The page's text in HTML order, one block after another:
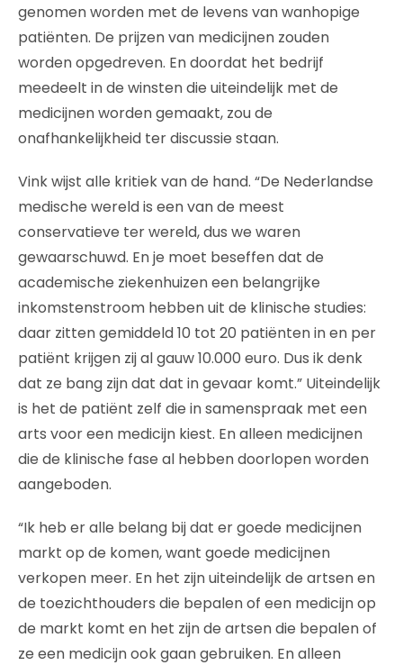
genomen worden met de levens van wanhopige
patiënten. De prijzen van medicijnen zouden
worden opgedreven. En doordat het bedrijf
meedeelt in de winsten die uiteindelijk met de
medicijnen worden gemaakt, zou de
onafhankelijkheid ter discussie staan.
Vink wijst alle kritiek van de hand. “De Nederlandse
medische wereld is een van de meest
conservatieve ter wereld, dus we waren
gewaarschuwd. En je moet beseffen dat de
academische ziekenhuizen een belangrijke
inkomstenstroom hebben uit de klinische studies:
daar zitten gemiddeld 10 tot 20 patiënten in en per
patiënt krijgen zij al gauw 10.000 euro. Dus ik denk
dat ze bang zijn dat dat in gevaar komt.” Uiteindelijk
is het de patiënt zelf die in samenspraak met een
arts voor een medicijn kiest. En alleen medicijnen
die de klinische fase al hebben doorlopen worden
aangeboden.
“Ik heb er alle belang bij dat er goede medicijnen
markt op de komen, want goede medicijnen
verkopen meer. En het zijn uiteindelijk de artsen en
de toezichthouders die bepalen of een medicijn op
de markt komt en het zijn de artsen die bepalen of
ze een medicijn ook gaan gebruiken. En alleen